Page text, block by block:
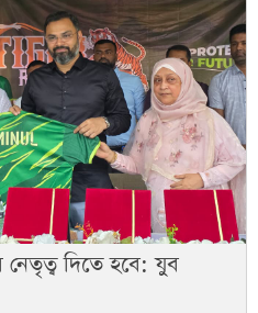
দিতে হবে: যুব